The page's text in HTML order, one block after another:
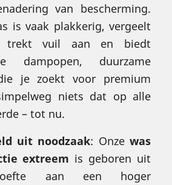
van bescherming.
is vaak plakkerig, vergeelt
vuil aan en biedt
dampopen, duurzame
je zoekt voor premium
niets dat op alle
– tot nu.
uit noodzaak: Onze was
extreem is geboren uit
aan een hoger